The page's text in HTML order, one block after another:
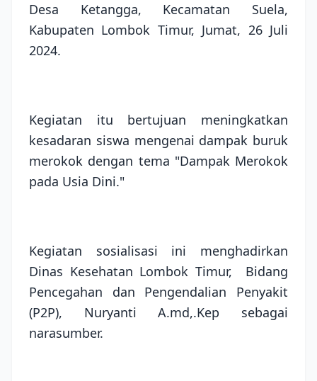
Desa Ketangga, Kecamatan Suela,
Kabupaten Lombok Timur, Jumat, 26 Juli
2024.
Kegiatan itu bertujuan meningkatkan
kesadaran siswa mengenai dampak buruk
merokok dengan tema "Dampak Merokok
pada Usia Dini."
Kegiatan sosialisasi ini menghadirkan
Dinas Kesehatan Lombok Timur, Bidang
Pencegahan dan Pengendalian Penyakit
(P2P), Nuryanti A.md,.Kep sebagai
narasumber.